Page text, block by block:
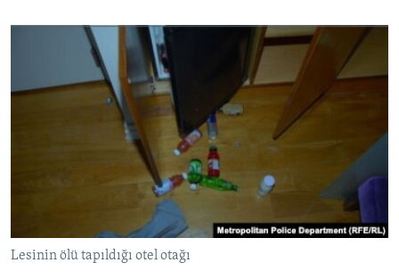
Lesinin ölü tapıldığı otel otağı